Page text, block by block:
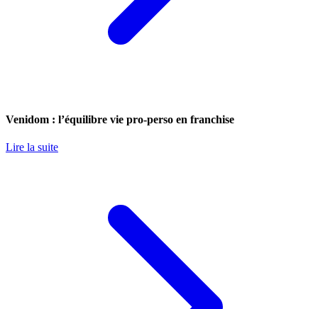
Venidom : l’équilibre vie pro-perso en franchise
Lire la suite